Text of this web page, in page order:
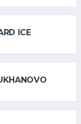
ICE